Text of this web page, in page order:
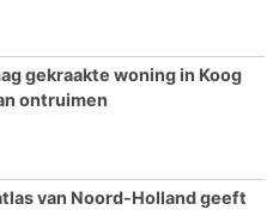
gekraakte woning in Koog
ontruimen
van Noord-Holland geeft